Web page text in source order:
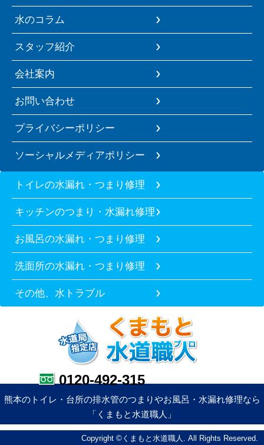
水のコラム
スタッフ紹介
会社案内
お問い合わせ
プライバシーポリシー
ソーシャルメディアポリシー
トイレの水漏れ・つまり修理
キッチンのつまり・水漏れ修理
お風呂の水漏れ・つまり修理
洗面所の水漏れ・つまり修理
その他、水トラブル
0120-492-315
熊本のトイレ・台所の排水管のつまりやお風呂・水漏れ修理なら
「くまもと水道職人」
Copyright ©くまもと水道職人. All Rights Reserved.